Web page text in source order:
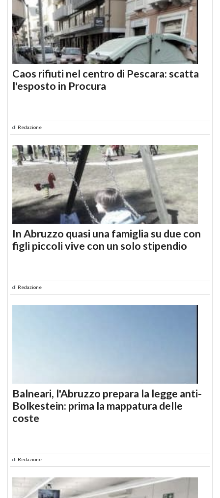
Caos rifiuti nel centro di Pescara: scatta
l'esposto in Procura
di Redazione
In Abruzzo quasi una famiglia su due con
figli piccoli vive con un solo stipendio
di Redazione
Balneari, l'Abruzzo prepara la legge anti-
Bolkestein: prima la mappatura delle
coste
di Redazione